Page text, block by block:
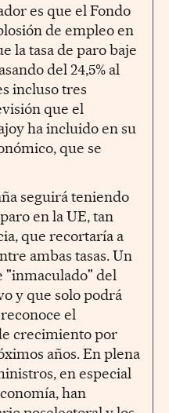
es que el Fondo
de empleo en
la tasa de paro baje
del 24,5% al
incluso tres
que el
ha incluido en su
que se
seguirá teniendo
en la UE, tan
que recortaría a
ambas tasas. Un
"inmaculado" del
y que solo podrá
el
crecimiento por
años. En plena
en especial
han